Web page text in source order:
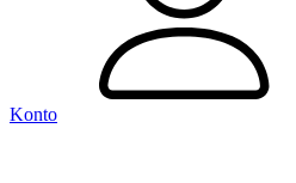
Konto